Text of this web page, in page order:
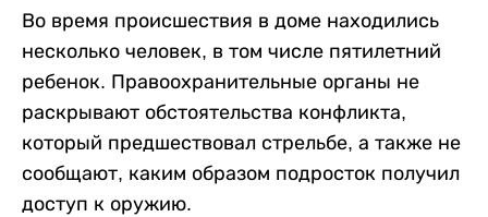
Во время происшествия в доме находились
несколько человек, в том числе пятилетний
ребенок. Правоохранительные органы не
раскрывают обстоятельства конфликта,
который предшествовал стрельбе, а также не
сообщают, каким образом подросток получил
доступ к оружию.